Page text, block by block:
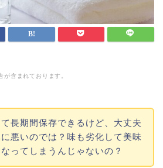
が含まれております。
長期間保存できるけど、大丈夫
悪いのでは？味も劣化して美味
ってしまうんじゃないの？